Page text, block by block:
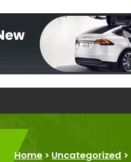
Home> Uncategorized >